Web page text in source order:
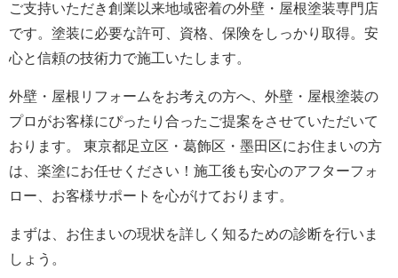
ご支持いただき創業以来地域密着の外壁・屋根塗装専門店
です。塗装に必要な許可、資格、保険をしっかり取得。安
心と信頼の技術力で施工いたします。
外壁・屋根リフォームをお考えの方へ、外壁・屋根塗装の
プロがお客様にぴったり合ったご提案をさせていただいて
おります。 東京都足立区・葛飾区・墨田区にお住まいの方
は、楽塗にお任せください！施工後も安心のアフターフォ
ロー、お客様サポートを心がけております。
まずは、お住まいの現状を詳しく知るための診断を行いま
しょう。